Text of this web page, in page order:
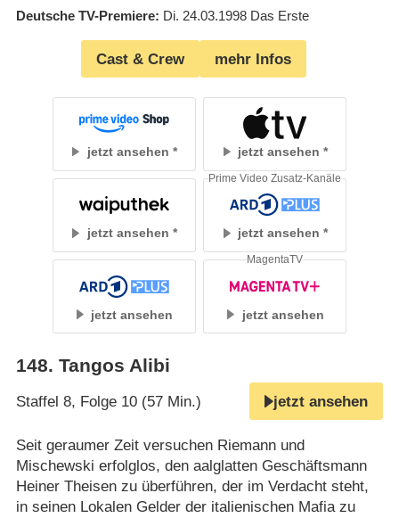
Deutsche TV-Premiere Di. 24.03.1998 Das Erste
Cast & Crew mehr Infos
jetzt ansehen jetzt ansehen
jetzt ansehen jetzt ansehen
Prime Video Zusatz-Kanäle
jetzt ansehen jetzt ansehen
MagentaTV
148. Tangos Alibi
Staffel 8, Folge 10 (57 Min.) jetzt ansehen
Seit geraumer Zeit versuchen Riemann und
Mischewski erfolglos, den aalglatten Geschäftsmann
Heiner Theisen zu überführen, der im Verdacht steht,
in seinen Lokalen Gelder der italienischen Mafia zu